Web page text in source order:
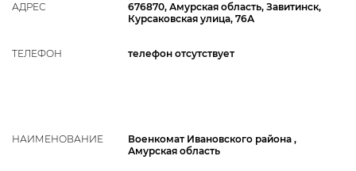
АДРЕС
676870, Амурская область, Завитинск,
Курсаковская улица, 76А
ТЕЛЕФОН телефон отсутствует
НАИМЕНОВАНИЕ
Военкомат Ивановского района ,
Амурская область